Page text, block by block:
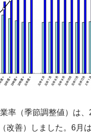
率（季節調整値）は、
改善）しました。6月